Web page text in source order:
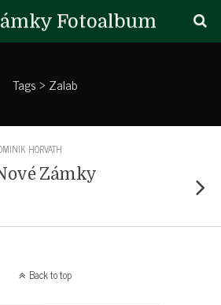
Fotoalbum
Tags › Zalab
HORVATH
Zámky
Back to top